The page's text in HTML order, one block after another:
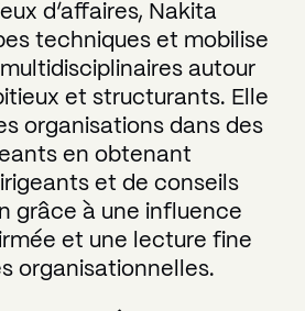
d’affaires, Nakita
techniques et mobilise
autour
et structurants. Elle
organisations dans des
en obtenant
et de conseils
grâce à une influence
et une lecture fine
organisationnelles.